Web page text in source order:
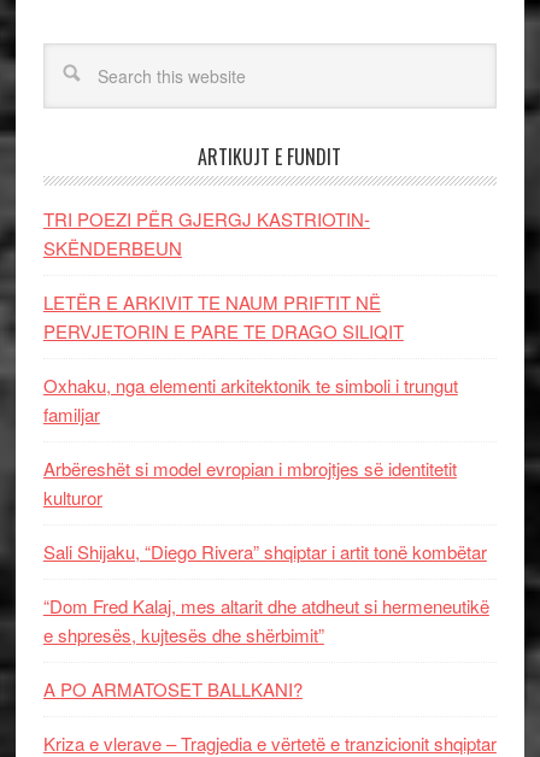
ARTIKUJT E FUNDIT
TRI POEZI PËR GJERGJ KASTRIOTIN-
SKËNDERBEUN
LETËR E ARKIVIT TE NAUM PRIFTIT NË
PERVJETORIN E PARE TE DRAGO SILIQIT
Oxhaku, nga elementi arkitektonik te simboli i trungut
familjar
Arbëreshët si model evropian i mbrojtjes së identitetit
kulturor
Sali Shijaku, “Diego Rivera” shqiptar i artit tonë kombëtar
“Dom Fred Kalaj, mes altarit dhe atdheut si hermeneutikë
e shpresës, kujtesës dhe shërbimit”
A PO ARMATOSET BALLKANI?
Kriza e vlerave – Tragjedia e vërtetë e tranzicionit shqiptar